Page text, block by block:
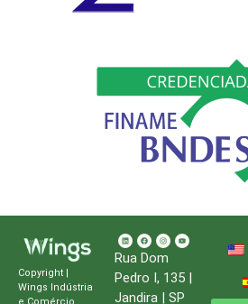
Copyright |
Wings Indústria
Rua Dom
Pedro I, 135 |
Jandira | SP